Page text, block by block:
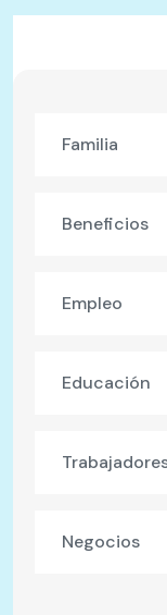
Familia
Beneficios
Empleo
Educación
Negocios